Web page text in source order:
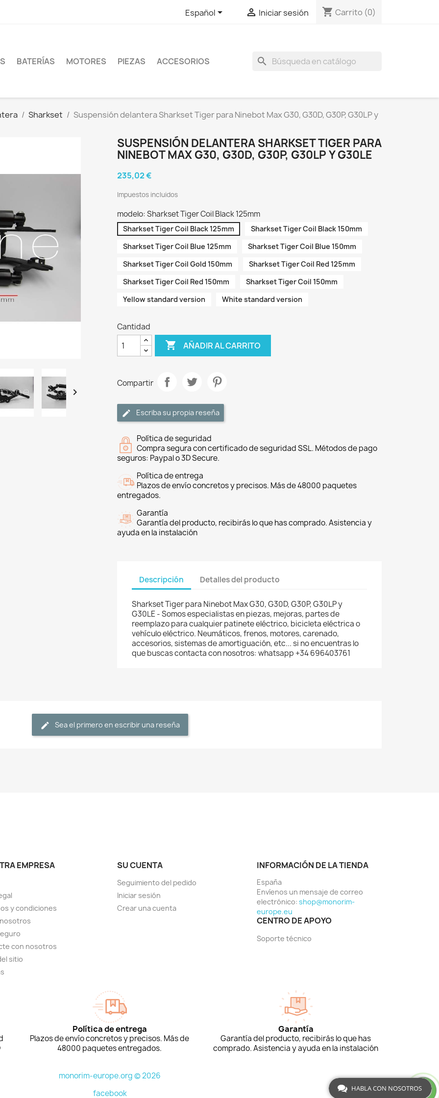
Español  Iniciar sesión shopping_cart Carrito (0)
BATERÍAS MOTORES PIEZAS ACCESORIOS search
Sharkset Suspensión delantera Sharkset Tiger para Ninebot Max G30, G30D, G30P, G30LP y

SUSPENSIÓN DELANTERA SHARKSET TIGER PARA
NINEBOT MAX G30, G30D, G30P, G30LP Y G30LE
235,02 €
Impuestos incluidos
modelo: Sharkset Tiger Coil Black 125mm
Sharkset Tiger Coil Black 125mm
Sharkset Tiger Coil Black 150mm
Sharkset Tiger Coil Blue 125mm
Sharkset Tiger Coil Blue 150mm
Sharkset Tiger Coil Gold 150mm
Sharkset Tiger Coil Red 125mm
Sharkset Tiger Coil Red 150mm
Sharkset Tiger Coil 150mm
Yellow standard version
White standard version
Cantidad
 AÑADIR AL CARRITO
Compartir
Escriba su propia reseña
Política de seguridad
Compra segura con certificado de seguridad SSL. Métodos de pago
seguros: Paypal o 3D Secure.
Política de entrega
Plazos de envío concretos y precisos. Más de 48000 paquetes
entregados.
Garantía
Garantía del producto, recibirás lo que has comprado. Asistencia y
ayuda en la instalación
Descripción Detalles del producto
Sharkset Tiger para Ninebot Max G30, G30D, G30P, G30LP y
G30LE - Somos especialistas en piezas, mejoras, partes de
reemplazo para cualquier patinete eléctrico, bicicleta eléctrica o
vehículo eléctrico. Neumáticos, frenos, motores, carenado,
accesorios, sistemas de amortiguación, etc... si no encuentras lo
que buscas contacta con nosotros: whatsapp +34 696403761
Sea el primero en escribir una reseña
EMPRESA
y condiciones
con nosotros
sitio
SU CUENTA
Seguimiento del pedido
Iniciar sesión
Crear una cuenta
INFORMACIÓN DE LA TIENDA
España
Envíenos un mensaje de correo
electrónico: shop@monorim-
europe.eu
CENTRO DE APOYO
Soporte técnico
Política de entrega
Plazos de envío concretos y precisos. Más de
48000 paquetes entregados.
Garantía
Garantía del producto, recibirás lo que has
comprado. Asistencia y ayuda en la instalación
monorim-europe.org © 2026
facebook
HABLA CON NOSOTROS